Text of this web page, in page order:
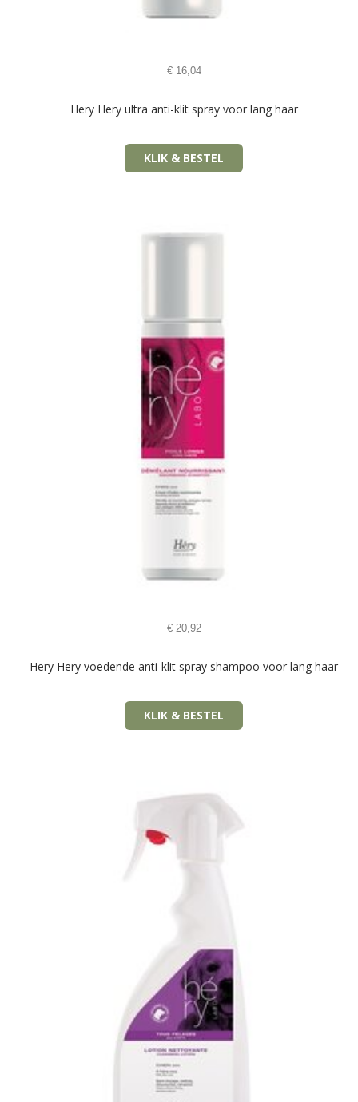
€16,04
Hery Hery ultra anti-klit spray voor lang haar
KLIK & BESTEL
€20,92
Hery Hery voedende anti-klit spray shampoo voor lang haar
KLIK & BESTEL